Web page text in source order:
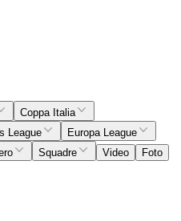
Coppa Italia
League
Europa League
Squadre Video
Foto